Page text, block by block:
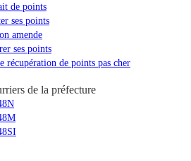
de points
ses points
amende
ses points
récupération de points pas cher
de la préfecture